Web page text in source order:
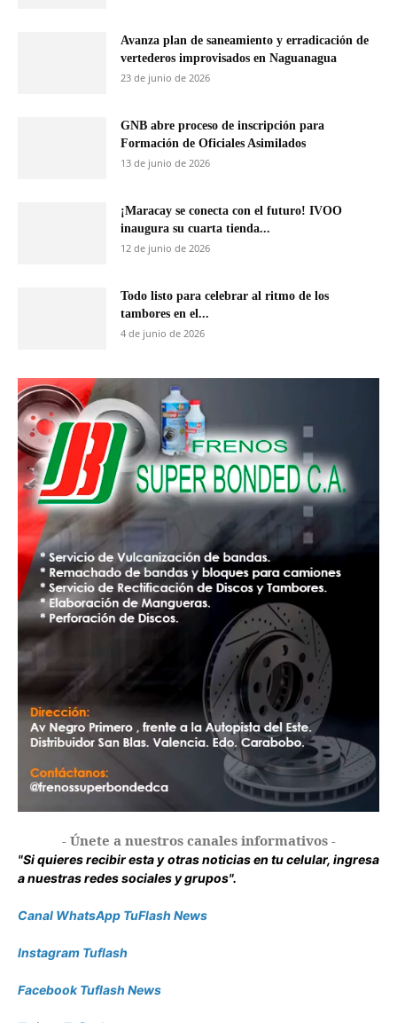
Avanza plan de saneamiento y erradicación de
vertederos improvisados en Naguanagua
23 de junio de 2026
GNB abre proceso de inscripción para
Formación de Oficiales Asimilados
13 de junio de 2026
¡Maracay se conecta con el futuro! IVOO
inaugura su cuarta tienda...
12 de junio de 2026
Todo listo para celebrar al ritmo de los
tambores en el...
4 de junio de 2026
- Únete a nuestros canales informativos -
"Si quieres recibir esta y otras noticias en tu celular, ingresa
a nuestras redes sociales y grupos".
Canal WhatsApp TuFlash News
Instagram Tuflash
Facebook Tuflash News